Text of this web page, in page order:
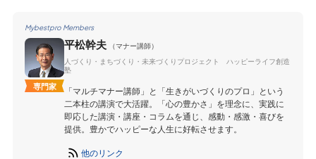
Mybestpro Members
専門家
平松幹夫
（マナー講師）
人づくり・まちづくり・未来づくりプロジェクト ハッピーライフ創造
塾
「マルチマナー講師」と「生きがいづくりのプロ」という
二本柱の講演で大活躍。「心の豊かさ」を理念に、実践に
即応した講演・講座・コラムを通じ、感動・感激・喜びを
提供。豊かでハッピーな人生に好転させます。
他のリンク